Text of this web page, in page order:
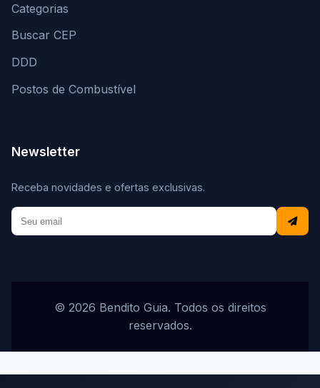
Categorias
Buscar CEP
DDD
Postos de Combustível
Newsletter
Receba novidades e ofertas exclusivas.
© 2026 Bendito Guia. Todos os direitos
reservados.